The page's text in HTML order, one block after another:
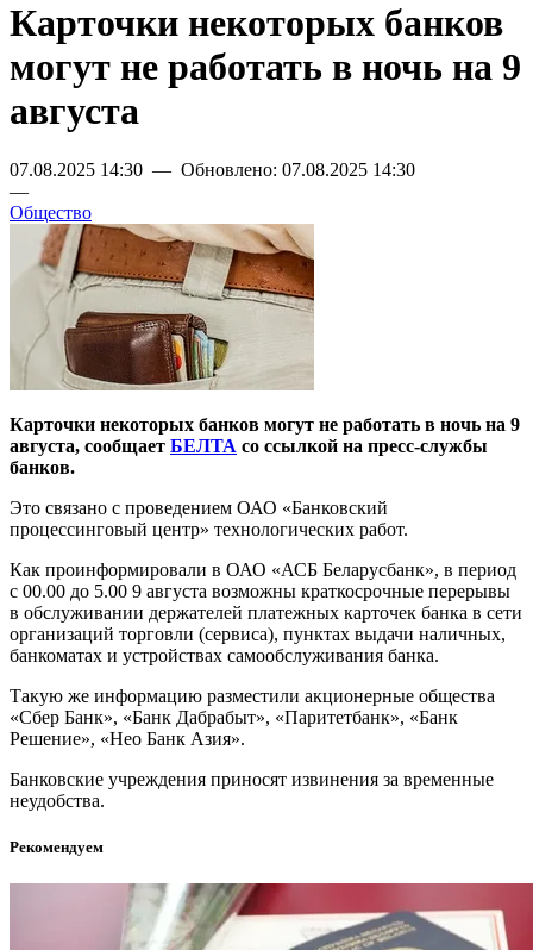
Карточки некоторых банков
могут не работать в ночь на 9
августа
07.08.2025 14:30 — Обновлено: 07.08.2025 14:30
—
Общество
Карточки некоторых банков могут не работать в ночь на 9
августа, сообщает БЕЛТА со ссылкой на пресс-службы
банков.
Это связано с проведением ОАО «Банковский
процессинговый центр» технологических работ.
Как проинформировали в ОАО «АСБ Беларусбанк», в период
с 00.00 до 5.00 9 августа возможны краткосрочные перерывы
в обслуживании держателей платежных карточек банка в сети
организаций торговли (сервиса), пунктах выдачи наличных,
банкоматах и устройствах самообслуживания банка.
Такую же информацию разместили акционерные общества
«Сбер Банк», «Банк Дабрабыт», «Паритетбанк», «Банк
Решение», «Нео Банк Азия».
Банковские учреждения приносят извинения за временные
неудобства.
Рекомендуем